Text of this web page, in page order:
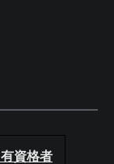
資格者